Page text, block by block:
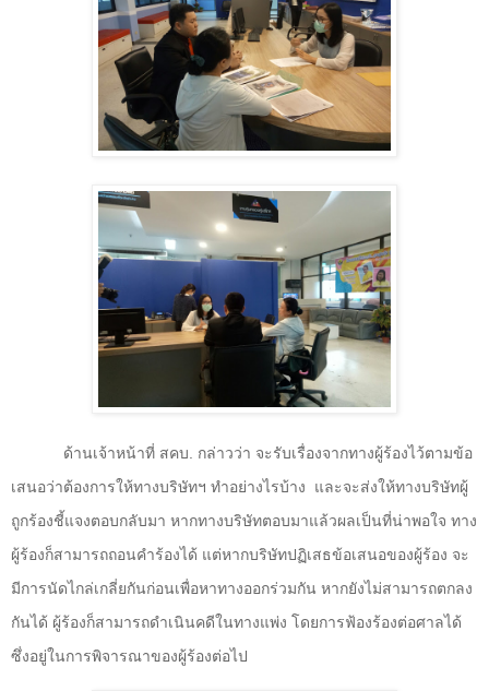
ด้านเจ้าหน้าที่ สคบ. กล่าวว่า จะรับเรื่องจากทางผู้ร้องไว้ตามข้อ
เสนอว่าต้องการให้ทางบริษัทฯ ทำอย่างไรบ้าง
และจะส่งให้ทางบริษัทผู้
ถูกร้องชี้แจงตอบกลับมา หากทางบริษัทตอบมาแล้วผลเป็นที่น่าพอใจ ทาง
ผู้ร้องก็สามารถถอนคำร้องได้ แต่หากบริษัทปฏิเสธข้อเสนอของผู้ร้อง จะ
มีการนัดไกล่เกลี่ยกันก่อนเพื่อหาทางออกร่วมกัน หากยังไม่สามารถตกลง
กันได้ ผู้ร้องก็สามารถดำเนินคดีในทางแพ่ง โดยการฟ้องร้องต่อศาลได้
ซึ่งอยู่ในการพิจารณาของผู้ร้องต่อไป